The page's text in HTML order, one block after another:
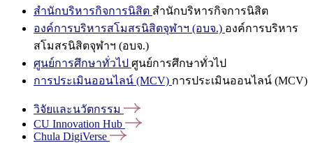
สำนักบริหารกิจการนิสิต สำนักบริหารกิจการนิสิต
องค์การบริหารสโมสรนิสิตจุฬาฯ (อบจ.) องค์การบริหาร
สโมสรนิสิตจุฬาฯ (อบจ.)
ศูนย์การศึกษาทั่วไป ศูนย์การศึกษาทั่วไป
การประเมินออนไลน์ (MCV) การประเมินออนไลน์ (MCV)
วิจัยและนวัตกรรม
CU Innovation Hub
Chula DigiVerse